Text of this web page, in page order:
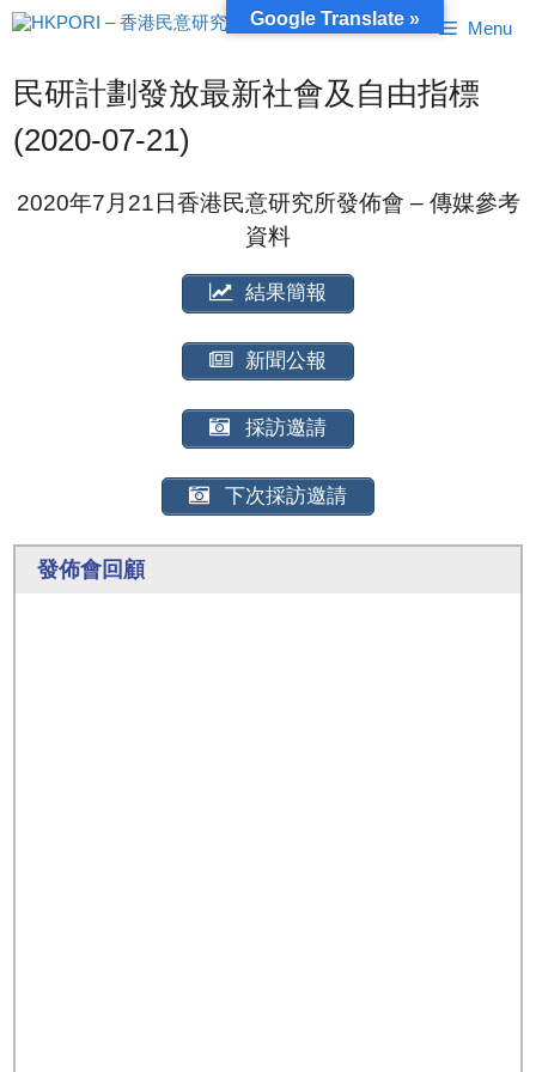
跳
至
容
Menu
民研計劃發放最新社會及自由指標
(2020-07-21)
2020年7月21日香港民意研究所發佈會 – 傳媒參考
資料
結果簡報
新聞公報
採訪邀請
下次採訪邀請
發佈會回顧
Google Translate »